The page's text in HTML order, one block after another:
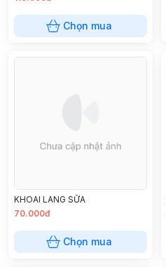
Chọn mua
KHOAI LANG SỮA
70.000đ
Chọn mua